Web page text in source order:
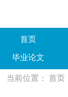
首页
毕业论文
当前位置： 首页